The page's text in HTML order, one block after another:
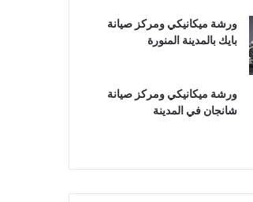
ورشة ميكانيكي ومركز صيانة
بايك بالمدينة المنورة
ورشة ميكانيكي ومركز صيانة
شانجان في المدينة